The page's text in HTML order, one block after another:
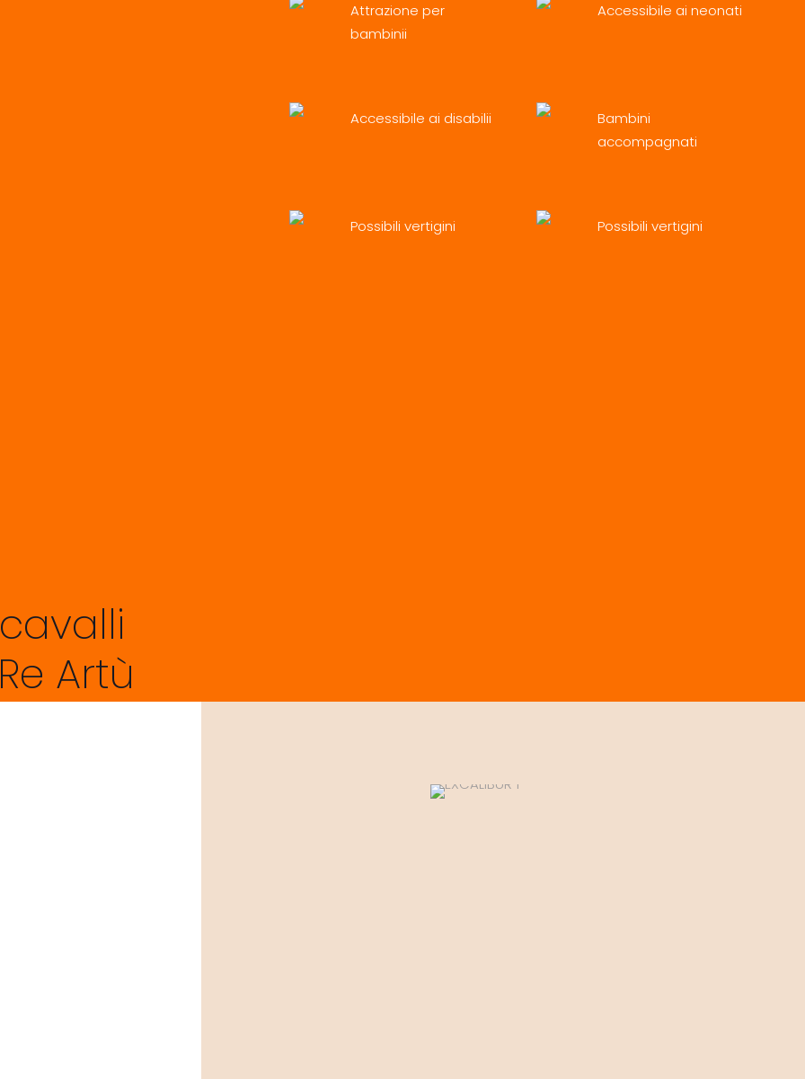
Attrazione per
bambinii
Accessibile ai neonati
Accessibile ai disabilii
Bambini
accompagnati
Possibili vertigini Possibili vertigini
Artù